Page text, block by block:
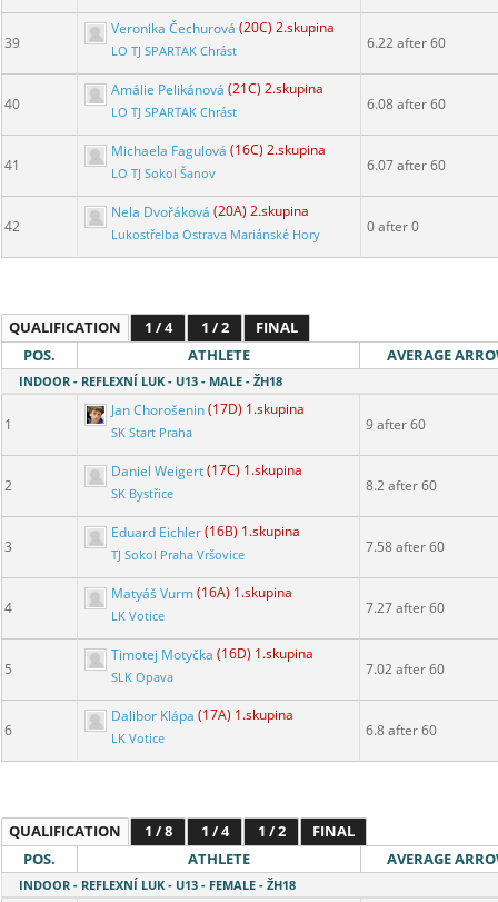
39
Veronika Čechurová (20C) 2.skupina
LO TJ SPARTAK Chrást 6.22 after 60
40
Amálie Pelikánová (21C) 2.skupina
LO TJ SPARTAK Chrást 6.08 after 60
41
Michaela Fagulová (16C) 2.skupina
LO TJ Sokol Šanov 6.07 after 60
42
Nela Dvořáková (20A) 2.skupina
Lukostřelba Ostrava Mariánské Hory 0 after 0
QUALIFICATION 1 / 4 1 / 2
FINAL
POS.
ATHLETE AVERAGE
INDOOR - REFLEXNÍ LUK - U13 - MALE - ŽH18
1
Jan Chorošenin(17D) 1.skupina
SK Start Praha 9 after 60
2
Daniel Weigert(17C) 1.skupina
SK Bystřice 8.2 after 60
3
Eduard Eichler(16B) 1.skupina
TJ Sokol Praha Vršovice 7.58 after 60
4
Matyáš Vurm(16A) 1.skupina
LK Votice 7.27 after 60
5
Timotej Motyčka (16D) 1.skupina
SLK Opava 7.02 after 60
6
Dalibor Klápa (17A) 1.skupina
LK Votice 6.8 after 60
QUALIFICATION 1 / 8 1 / 4 1 / 2
FINAL
POS.
ATHLETE AVERAGE
INDOOR - REFLEXNÍ LUK - U13 - FEMALE - ŽH18